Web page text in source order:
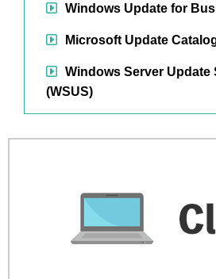
Windows Update for
Microsoft Update
Windows Server Update
(WSUS)